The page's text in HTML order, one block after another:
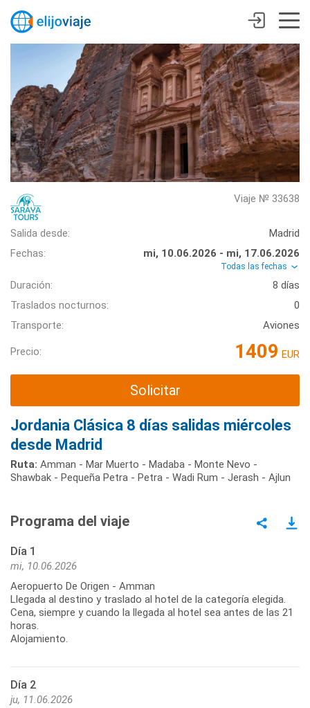
Viaje № 33638
Salida desde:
Madrid
Fechas:
mi, 10.06.2026 - mi, 17.06.2026
Todas las fechas
Duración:
8 días
Traslados nocturnos:
0
Transporte:
Aviones
Precio: 1409 EUR
Solicitar
Jordania Clásica 8 días salidas miércoles
desde Madrid
Ruta: Amman - Mar Muerto - Madaba - Monte Nevo -
Shawbak - Pequeña Petra - Petra - Wadi Rum - Jerash - Ajlun
Programa del viaje
Día 1
mi, 10.06.2026
Aeropuerto De Origen - Amman
Llegada al destino y traslado al hotel de la categoría elegida.
Cena, siempre y cuando la llegada al hotel sea antes de las 21
horas.
Alojamiento.
Día 2
ju, 11.06.2026